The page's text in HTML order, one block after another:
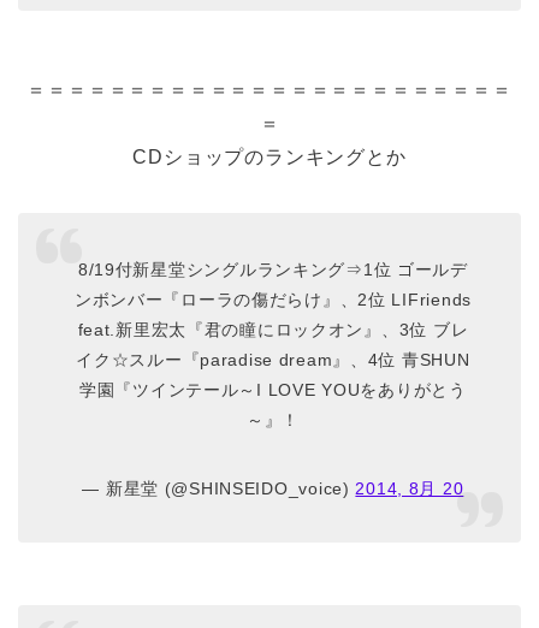
＝＝＝＝＝＝＝＝＝＝＝＝＝＝＝＝＝＝＝＝＝＝＝＝
＝
CDショップのランキングとか
8/19付新星堂シングルランキング⇒1位 ゴールデ
ンボンバー『ローラの傷だらけ』、2位 LIFriends
feat.新里宏太『君の瞳にロックオン』、3位 ブレ
イク☆スルー『paradise dream』、4位 青SHUN
学園『ツインテール～I LOVE YOUをありがとう
～』！
— 新星堂 (@SHINSEIDO_voice) 2014, 8月 20